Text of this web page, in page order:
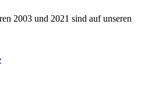
2003 und 2021 sind auf unseren